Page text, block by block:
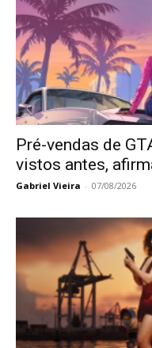
Pré-vendas de
vistos antes,
Gabriel Vieira - 07/08/2026